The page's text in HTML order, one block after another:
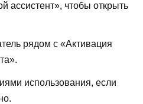
ассистент», чтобы открыть
рядом с «Активация
использования, если